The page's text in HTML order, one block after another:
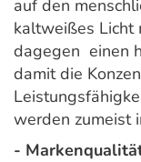
auf den
kaltweißes
dagegen einen
damit die
werden zumeist
-